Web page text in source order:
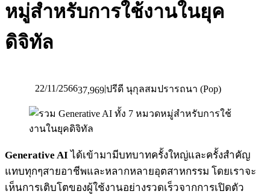
หมู่สำหรับการใช้งานในยุค
ดิจิทัล
22/11/256637,969|ปรีดี นุกุลสมปรารถนา (Pop)
Generative AIได้เข้ามามีบทบาทครั้งใหญ่และครั้งสำคัญ
แทบทุกๆสายอาชีพและหลากหลายอุตสาหกรรม โดยเราจะ
เห็นการเติบโตของผู้ใช้งานอย่างรวดเร็วจากการเปิดตัว